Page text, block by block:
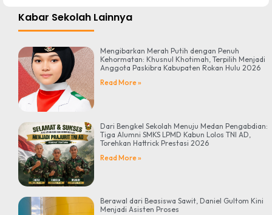
Kabar Sekolah Lainnya
Mengibarkan Merah Putih dengan Penuh
Kehormatan: Khusnul Khotimah, Terpilih Menjadi
Anggota Paskibra Kabupaten Rokan Hulu 2026
Read More »
Dari Bengkel Sekolah Menuju Medan Pengabdian:
Tiga Alumni SMKS LPMD Kabun Lolos TNI AD,
Torehkan Hattrick Prestasi 2026
Read More »
Berawal dari Beasiswa Sawit, Daniel Gultom Kini
Menjadi Asisten Proses